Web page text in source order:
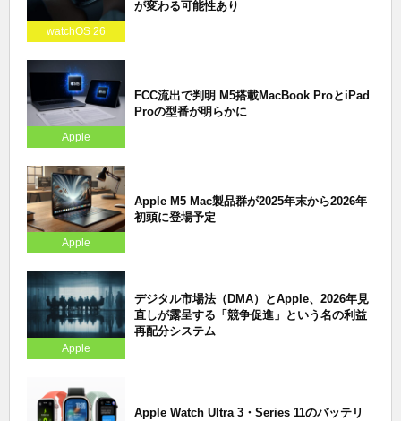
watchOS 26
が変わる可能性あり
Apple
FCC流出で判明 M5搭載MacBook ProとiPad
Proの型番が明らかに
Apple
Apple M5 Mac製品群が2025年末から2026年
初頭に登場予定
Apple
デジタル市場法（DMA）とApple、2026年見
直しが露呈する「競争促進」という名の利益
再配分システム
Apple Watch Ultra 3・Series 11のバッテリ